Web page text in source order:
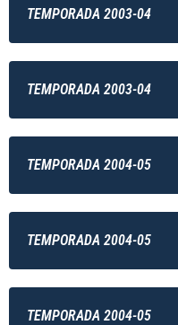
TEMPORADA 2003-04
TEMPORADA 2003-04
TEMPORADA 2004-05
TEMPORADA 2004-05
TEMPORADA 2004-05